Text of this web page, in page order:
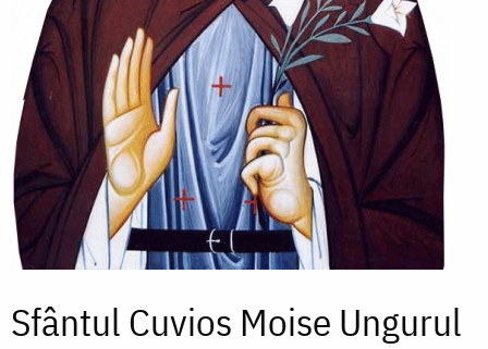
Sfântul Cuvios Moise Ungurul